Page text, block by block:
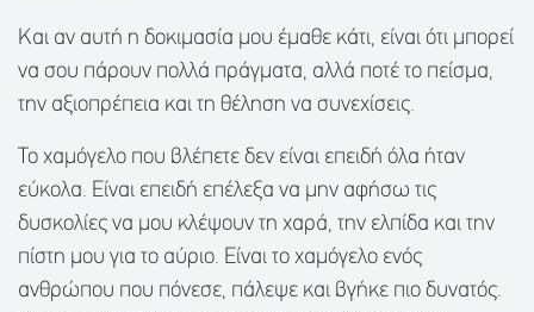
Και αν αυτή η δοκιμασία μου έμαθε κάτι, είναι ότι μπορεί
να σου πάρουν πολλά πράγματα, αλλά ποτέ το πείσμα,
την αξιοπρέπεια και τη θέληση να συνεχίσεις.
Το χαμόγελο που βλέπετε δεν είναι επειδή όλα ήταν
εύκολα. Είναι επειδή επέλεξα να μην αφήσω τις
δυσκολίες να μου κλέψουν τη χαρά, την ελπίδα και την
πίστη μου για το αύριο. Είναι το χαμόγελο ενός
ανθρώπου που πόνεσε, πάλεψε και βγήκε πιο δυνατός.